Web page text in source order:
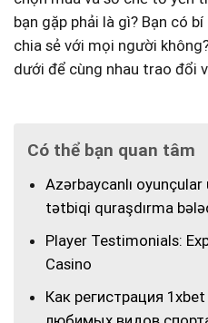
bạn gặp ⁢phải⁤ là gì? Bạn có
chia‌ sẻ với mọi người
dưới để cùng ⁤nhau trao đổi
Có thể bạn quan tâm
Azərbaycanlı
tətbiqi quraşdırma
Player Testimonials:
Casino
Как регистрация